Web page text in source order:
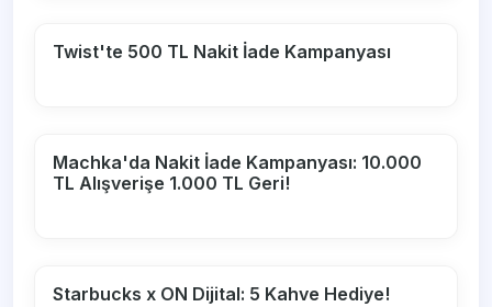
Twist'te 500 TL Nakit İade Kampanyası
Machka'da Nakit İade Kampanyası: 10.000
TL Alışverişe 1.000 TL Geri!
Starbucks x ON Dijital: 5 Kahve Hediye!